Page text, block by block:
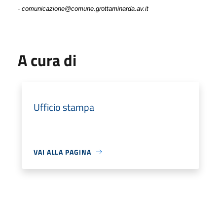
- comunicazione@comune.grottaminarda.av.it
A cura di
Ufficio stampa
VAI ALLA PAGINA